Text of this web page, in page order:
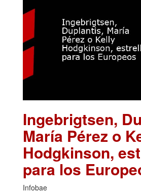
Ingebrigtsen,
María Pérez o
Hodgkinson,
para los
Infobae